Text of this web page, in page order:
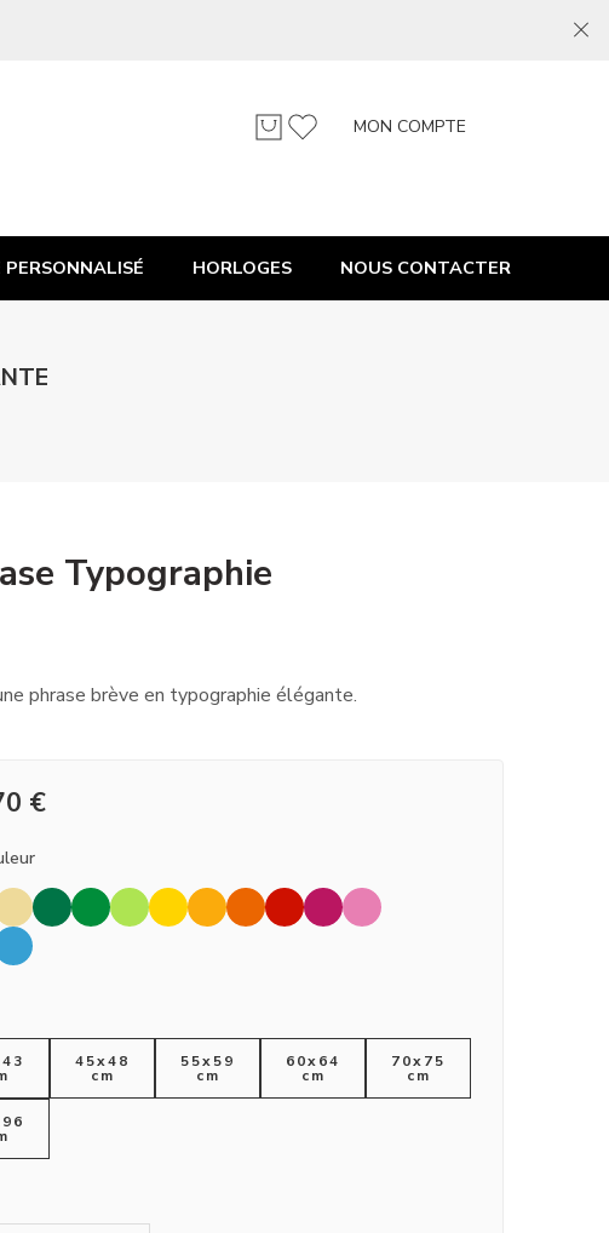
MON COMPTE
HORLOGES NOUS CONTACTER
Typographie
phrase brève en typographie élégante.
€
45x48
cm
55x59
cm
60x64
cm
70x75
cm